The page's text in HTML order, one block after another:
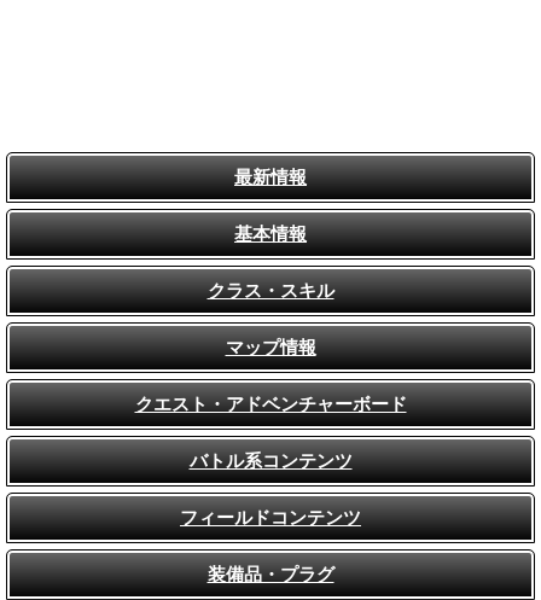
最新情報
基本情報
クラス・スキル
マップ情報
クエスト・アドベンチャーボード
バトル系コンテンツ
フィールドコンテンツ
装備品・プラグ